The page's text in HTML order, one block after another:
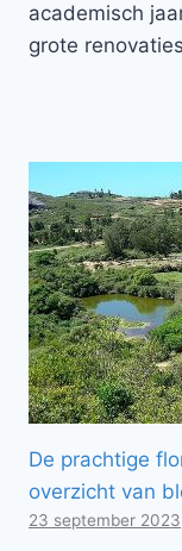
academisch
grote renovaties
De prachtige
overzicht van
23 september 2023